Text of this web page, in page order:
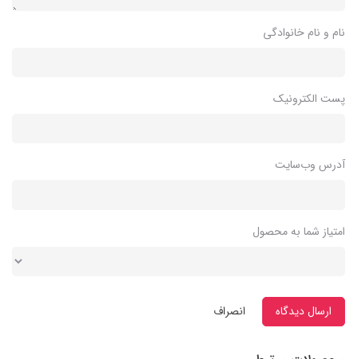
نام و نام خانوادگی
پست الکترونیک
آدرس وب‌سایت
امتیاز شما به محصول
ارسال دیدگاه انصراف